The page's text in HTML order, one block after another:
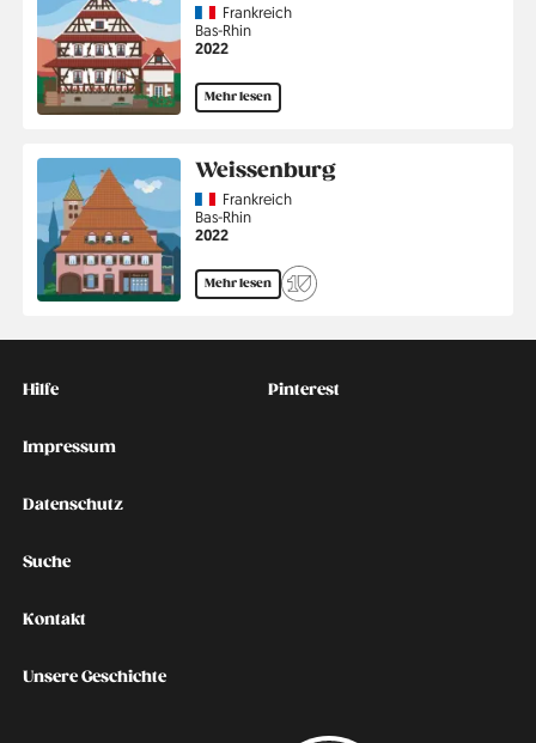
CountryFrankreich
Region
Bas-Rhin
Jahr
2022
Mehr lesen
Weissenburg
CountryFrankreich
Region
Bas-Rhin
Jahr
2022
Mehr lesen
Kontakt
Hilfe
Impressum
Datenschutz
Suche
Kontakt
Unsere Geschichte
Social
Pinterest